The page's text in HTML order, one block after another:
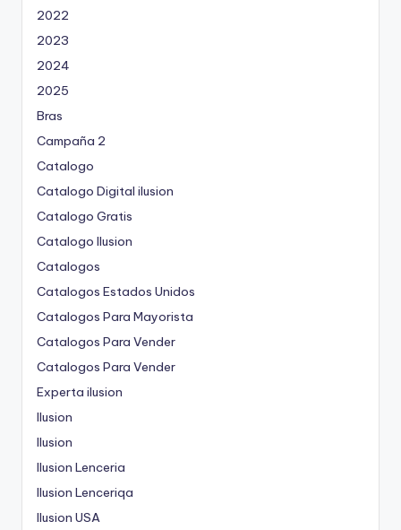
2022
2023
2024
2025
Bras
Campaña 2
Catalogo
Catalogo Digital ilusion
Catalogo Gratis
Catalogo Ilusion
Catalogos
Catalogos Estados Unidos
Catalogos Para Mayorista
Catalogos Para Vender
Catalogos Para Vender
Experta ilusion
Ilusion
Ilusion
Ilusion Lenceria
Ilusion Lenceriqa
Ilusion USA